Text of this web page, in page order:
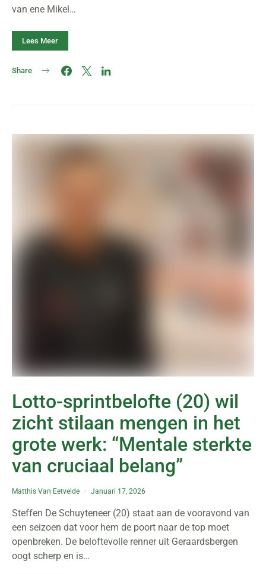
van ene Mikel…
Lees Meer
Share
Lotto-sprintbelofte (20) wil
zicht stilaan mengen in het
grote werk: “Mentale sterkte
van cruciaal belang”
Matthis Van Eetvelde Januari 17, 2026
Steffen De Schuyteneer (20) staat aan de vooravond van
een seizoen dat voor hem de poort naar de top moet
openbreken. De beloftevolle renner uit Geraardsbergen
oogt scherp en is…